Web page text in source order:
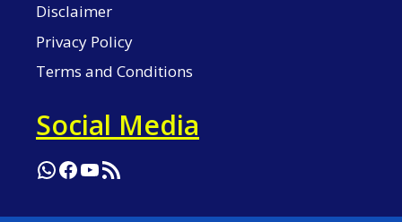
Disclaimer
Privacy Policy
Terms and Conditions
Social Media
WhatsApp
Facebook
YouTube
RSS Feed